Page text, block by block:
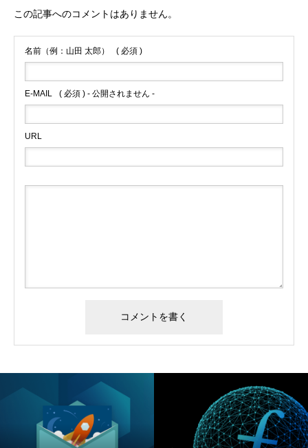
この記事へのコメントはありません。
名前（例：山田 太郎） ( 必須 )
E-MAIL ( 必須 ) - 公開されません -
URL